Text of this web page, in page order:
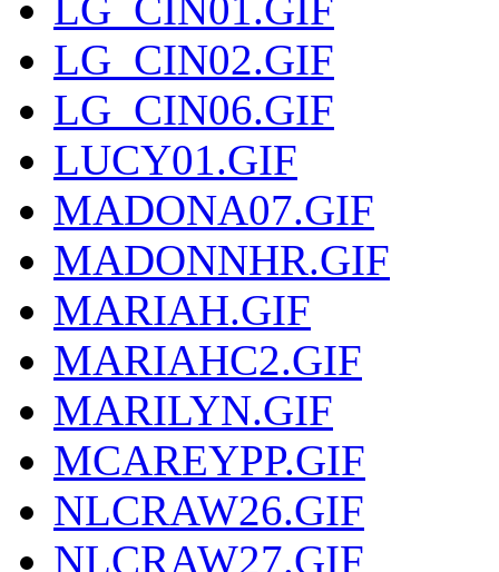
LG_CIN01.GIF
LG_CIN02.GIF
LG_CIN06.GIF
LUCY01.GIF
MADONA07.GIF
MADONNHR.GIF
MARIAH.GIF
MARIAHC2.GIF
MARILYN.GIF
MCAREYPP.GIF
NLCRAW26.GIF
NLCRAW27.GIF